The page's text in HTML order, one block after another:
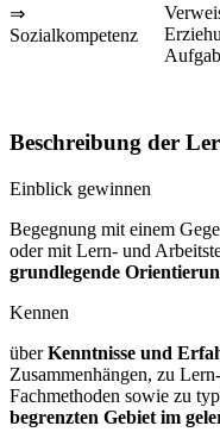
⇒
Sozialkompetenz
Beschreibung der
Einblick gewinnen
Begegnung mit einem
oder mit Lern- und
grundlegende
Kennen
überKenntnisse und
Zusammenhängen, zu
Fachmethoden sowie zu
begrenzten Gebiet im